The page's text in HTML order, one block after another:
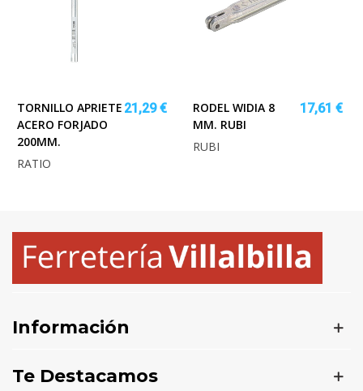
TORNILLO APRIETE
ACERO FORJADO
200MM.
21,29 €
RATIO
RODEL WIDIA 8
MM. RUBI
17,61 €
RUBI
Información
Te Destacamos